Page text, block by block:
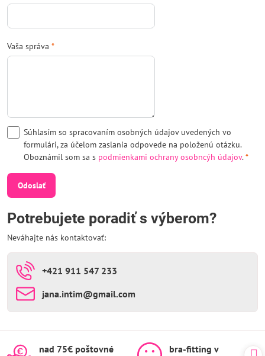
Vaša správa *
Súhlasím so spracovaním osobných údajov uvedených vo
formulári, za účelom zaslania odpovede na položenú otázku.
Oboznámil som sa s podmienkami ochrany osobncýh údajov.*
Odoslať
Potrebujete poradiť s výberom?
Neváhajte nás kontaktovať:
+421 911 547 233
jana​.intim​@gmail​.com
nad 75€ poštovné
bra-fitting v